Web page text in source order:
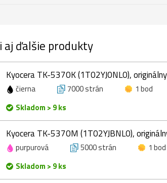
aj ďalšie produkty
Kyocera TK-5370K (1T02YJ0NL0),
čierna 7000 strán
1 bod
Skladom > 9 ks
Kyocera TK-5370M (1T02YJBNL0),
purpurová 5000 strán
1 bod
Skladom > 9 ks